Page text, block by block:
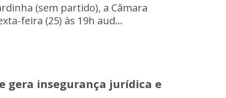
(sem partido), a Câmara
feira (25) às 19h aud...
gera insegurança jurídica e